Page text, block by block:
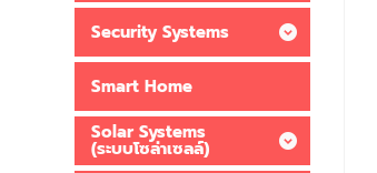
Security Systems
Smart Home
Solar Systems
(ระบบโซล่าเซลล์)